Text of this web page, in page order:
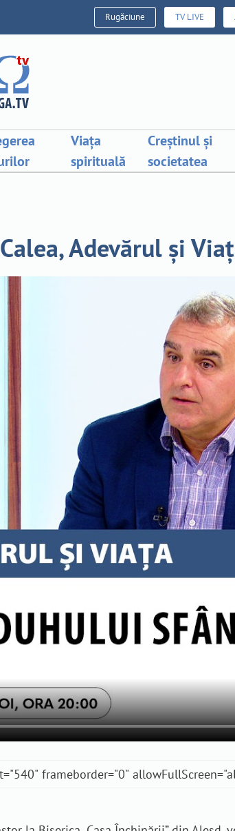
Rugăciune TV LIVE
Viața
spirituală
Creștinul și
societatea
Adevărul și